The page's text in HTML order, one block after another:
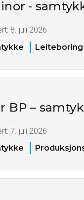
-
8. juli 2026
Leiteboring
BP –
7. juli 2026